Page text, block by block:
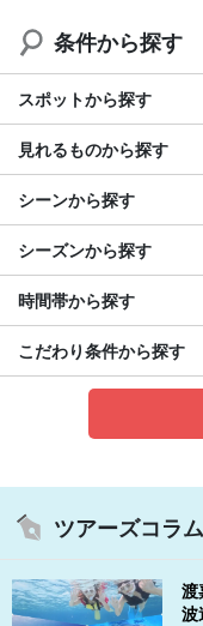
条件から探す
スポットから探す
見れるものから探す
シーンから探す
シーズンから探す
時間帯から探す
こだわり条件から探す
ツアーズコラム
渡
波